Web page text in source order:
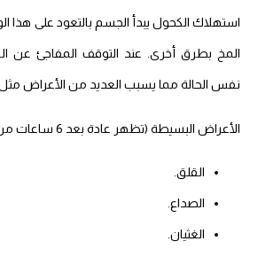
استهلاك الكحول يبدأ الجسم بالتعود على هذا
المخ بطرق أخرى. عند التوقف المفاجئ
نفس الحالة مما يسبب العديد من الأعراض
الأعراض البسيطة (تظهر عادة بعد 6 ساعات من التوقف):
القلق.
الصداع.
الغثيان.